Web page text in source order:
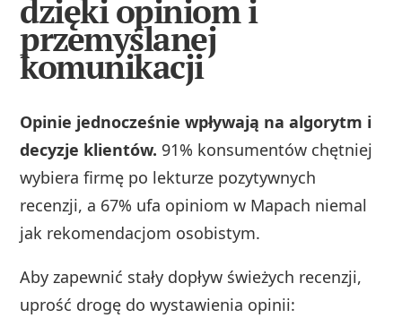
dzięki opiniom i
przemyślanej
komunikacji
Opinie jednocześnie wpływają na algorytm i
decyzje klientów. 91% konsumentów chętniej
wybiera firmę po lekturze pozytywnych
recenzji, a 67% ufa opiniom w Mapach niemal
jak rekomendacjom osobistym.
Aby zapewnić stały dopływ świeżych recenzji,
uprość drogę do wystawienia opinii: